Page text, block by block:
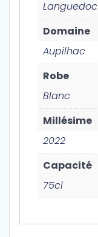
Languedoc
Domaine
Aupilhac
Robe
Blanc
Millésime
2022
Capacité
75cl